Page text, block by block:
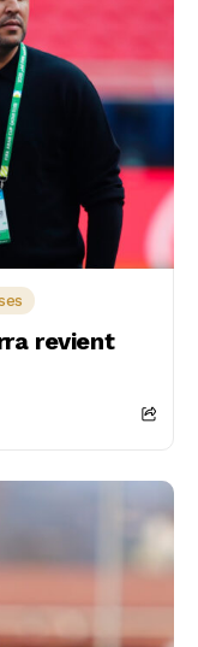
revient